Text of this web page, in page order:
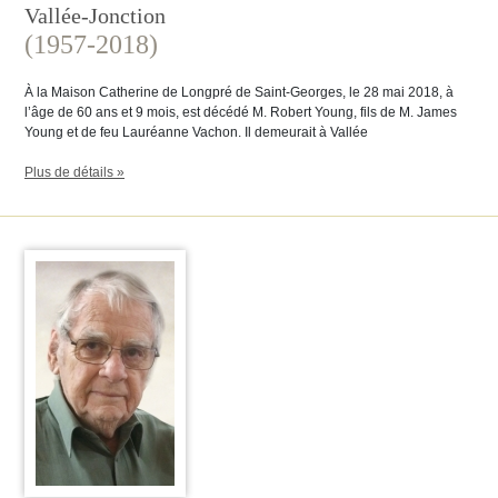
Vallée-Jonction
(1957-2018)
À la Maison Catherine de Longpré de Saint-Georges, le 28 mai 2018, à
l’âge de 60 ans et 9 mois, est décédé M. Robert Young, fils de M. James
Young et de feu Lauréanne Vachon. Il demeurait à Vallée
Plus de détails »